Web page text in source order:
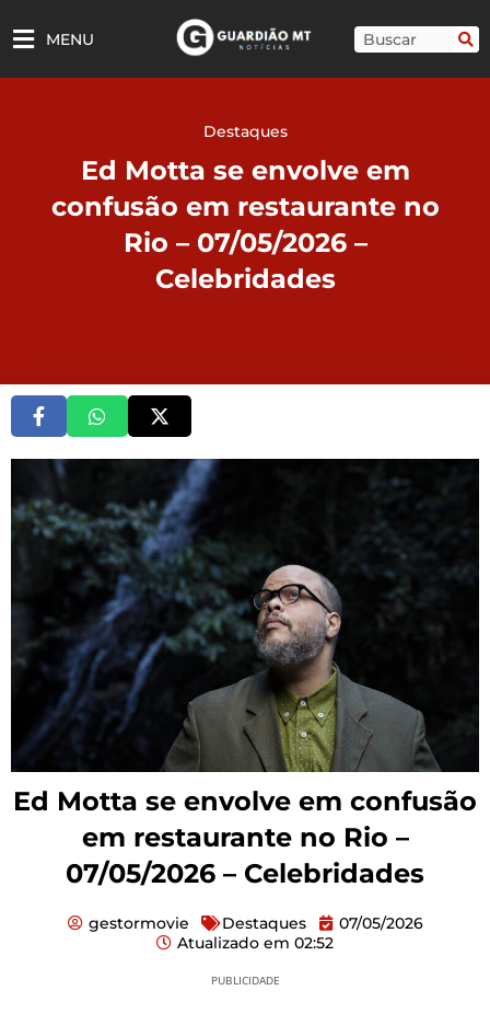
para
MENU Pesquisar
Destaques
Ed Motta se envolve em
confusão em restaurante no
Rio – 07/05/2026 –
Celebridades
Ed Motta se envolve em confusão
em restaurante no Rio –
07/05/2026 – Celebridades
gestormovie Destaques
07/05/2026
Atualizado em 02:52
PUBLICIDADE